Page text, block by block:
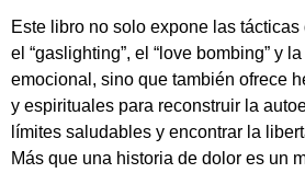
Este libro no solo expone las
el “gaslighting”, el “love bombing” y
emocional, sino que también ofrece
y espirituales para reconstruir la
límites saludables y encontrar la
Más que una historia de dolor es un